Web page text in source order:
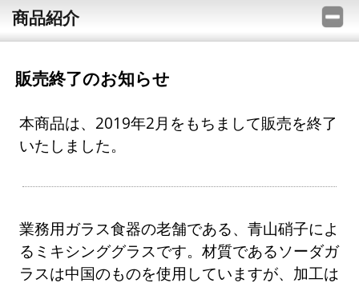
商品紹介
販売終了のお知らせ
本商品は、2019年2月をもちまして販売を終了
いたしました。
業務用ガラス食器の老舗である、青山硝子によ
るミキシンググラスです。材質であるソーダガ
ラスは中国のものを使用していますが、加工は